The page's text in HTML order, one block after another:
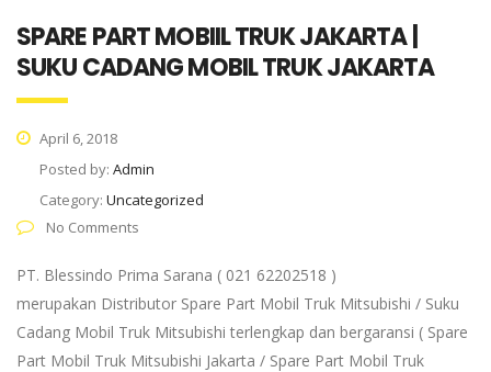
SPARE PART MOBIIL TRUK JAKARTA |
SUKU CADANG MOBIL TRUK JAKARTA
April 6, 2018
Posted by: Admin
Category: Uncategorized
No Comments
PT. Blessindo Prima Sarana ( 021 62202518 )
merupakan Distributor Spare Part Mobil Truk Mitsubishi / Suku
Cadang Mobil Truk Mitsubishi terlengkap dan bergaransi ( Spare
Part Mobil Truk Mitsubishi Jakarta / Spare Part Mobil Truk